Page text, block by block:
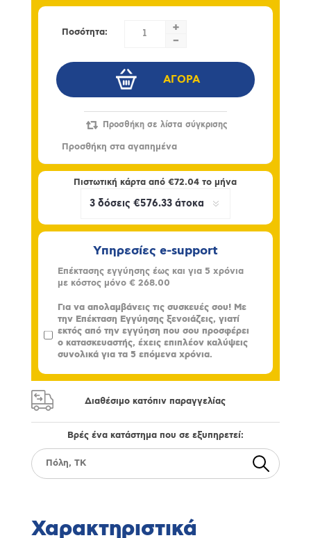
Ποσότητα:
+
-
Πιστωτική κάρτα από€72.04 το μήνα
Υπηρεσίες e-support
Επέκτασης εγγύησης έως και για 5 χρόνια
με κόστος μόνο € 268.00
Για να απολαμβάνεις τις συσκευές σου! Με
την Επέκταση Εγγύησης ξενοιάζεις, γιατί
εκτός από την εγγύηση που σου προσφέρει
ο κατασκευαστής, έχεις επιπλέον καλύψεις
συνολικά για τα 5 επόμενα χρόνια.
Διαθέσιμο κατόπιν παραγγελίας
Βρές ένα κατάστημα που σε εξυπηρετεί:
Χαρακτηριστικά